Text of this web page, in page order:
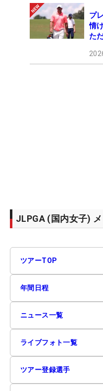
プ
情
た
JLPGA (国内女子)
ツアーTOP
年間日程
ニュース一覧
ライブフォト一覧
ツアー登録選手